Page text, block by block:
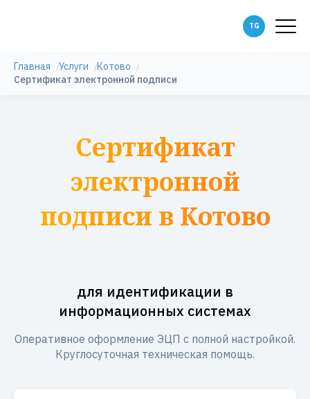
Главная Услуги
Котово
Сертификат электронной подписи
Сертификат
электронной
подписи в Котово
для идентификации в
информационных системах
Оперативное оформление ЭЦП с полной настройкой.
Круглосуточная техническая помощь.